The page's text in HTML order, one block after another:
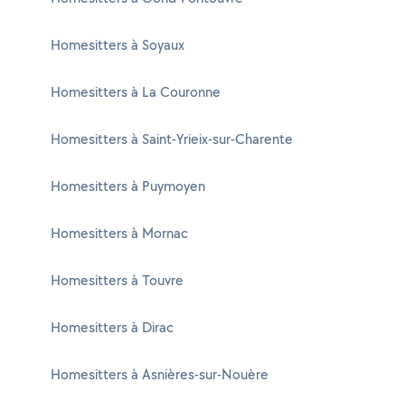
Homesitters à Soyaux
Homesitters à La Couronne
Homesitters à Saint-Yrieix-sur-Charente
Homesitters à Puymoyen
Homesitters à Mornac
Homesitters à Touvre
Homesitters à Dirac
Homesitters à Asnières-sur-Nouère